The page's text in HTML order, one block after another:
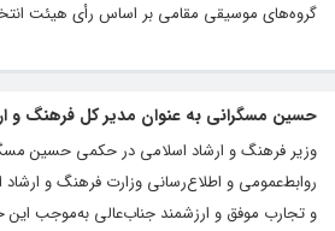
گروه‌های موسیقی مقامی بر اساس رأی هیئت
حسین مسگرانی به عنوان مدیر کل فرهنگ و
وزیر فرهنگ و ارشاد اسلامی در حکمی حسین
روابط‌عمومی و اطلاع‌رسانی وزارت فرهنگ و
و تجارب موفق و ارزشمند جناب‌عالی به‌موجب